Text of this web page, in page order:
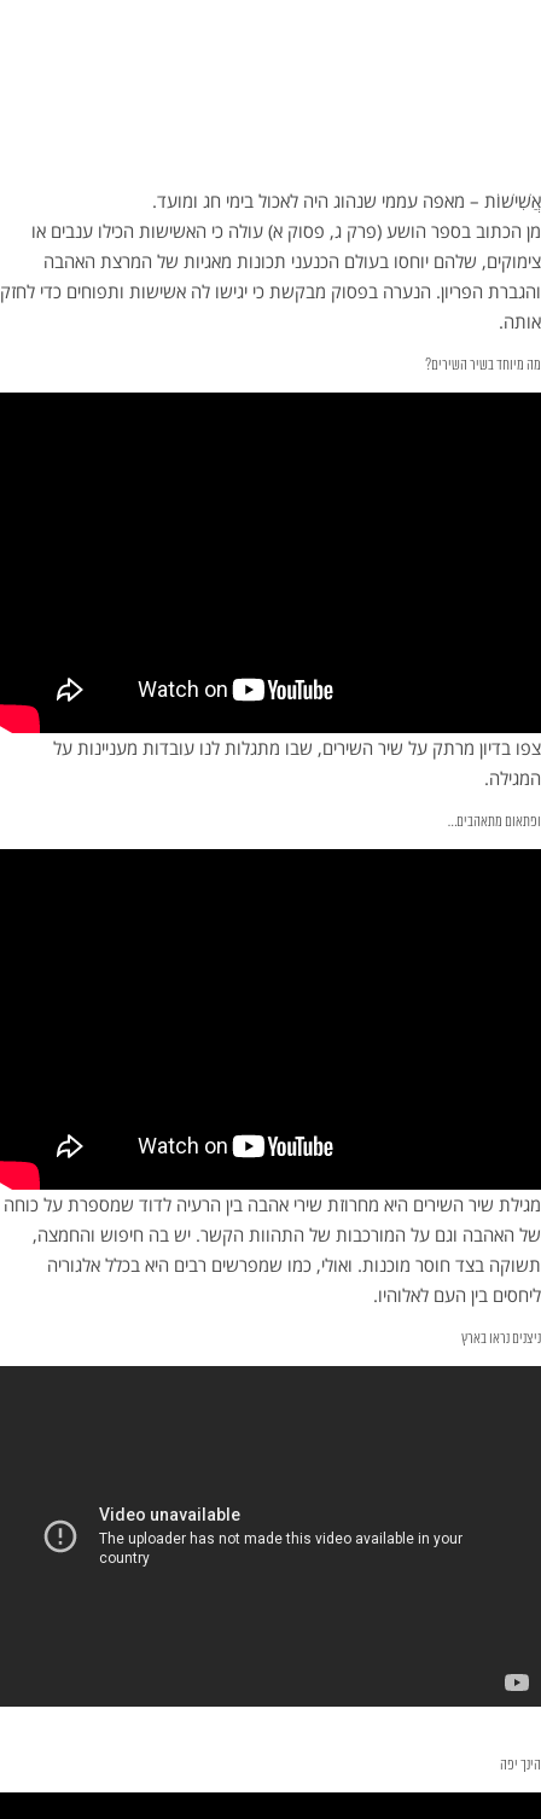
אֲשִׁישׁוֹת – מאפה עממי שנהוג היה לאכול בימי חג ומועד.
מן הכתוב בספר הושע (פרק ג, פסוק א) עולה כי האשישות הכילו ענבים או
צימוקים, שלהם יוחסו בעולם הכנעני תכונות מאגיות של המרצת האהבה
והגברת הפריון. הנערה בפסוק מבקשת כי יגישו לה אשישות ותפוחים כדי לחזק
אותה.
מה מיוחד בשיר השירים?
צפו בדיון מרתק על שיר השירים, שבו מתגלות לנו עובדות מעניינות על
המגילה.
ופתאום מתאהבים…
מגילת שיר השירים היא מחרוזת שירי אהבה בין הרעיה לדוד שמספרת על כוחה
של האהבה וגם על המורכבות של התהוות הקשר. יש בה חיפוש והחמצה,
תשוקה בצד חוסר מוכנות. ואולי, כמו שמפרשים רבים היא בכלל אלגוריה
ליחסים בין העם לאלוהיו.
ניצנים נראו בארץ
הינך יפה